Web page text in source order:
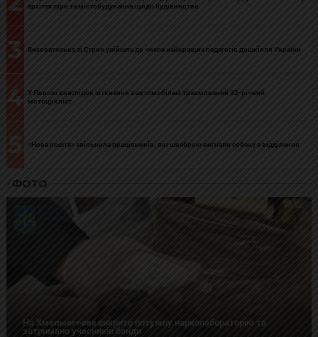
архітектури та містобудування щодо будівництва
3 Вихователька зі Стрия увійшла до числа найкращих педагогів дошкілля України
4 У Львові внаслідок зіткнення з автомобілем травмований 32-річний
мотоцикліст
5 «Нова пошта» звільнила працівників, які шваброю вигнали собаку з відділення
ФОТО
На Хмельниччині викрито потужну нарколабораторію та
затримано учасників банди